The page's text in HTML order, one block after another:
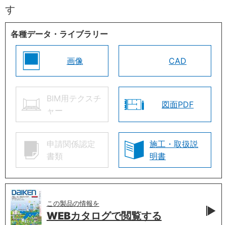
す
各種データ・ライブラリー
画像 CAD
BIM用テクスチ
ャー
図面PDF
申請関係認定
書類
施工・取扱説
明書
この製品の情報を
WEBカタログで閲覧する